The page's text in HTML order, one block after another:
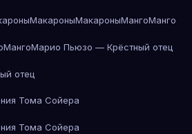
МакароныМакароныМангоМанго
МангоМарио Пьюзо — Крёстный отец
отец
Тома Сойера
Тома Сойера